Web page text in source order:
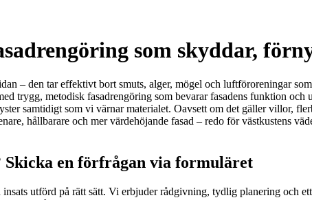
som skyddar,
– den tar effektivt bort smuts, alger, mögel och luftföroreningar
trygg, metodisk fasadrengöring som bevarar fasadens funktion
samtidigt som vi värnar materialet. Oavsett om det gäller villor,
hållbarare och mer värdehöjande fasad – redo för västkustens
en förfrågan via formuläret
utförd på rätt sätt. Vi erbjuder rådgivning, tydlig planering och